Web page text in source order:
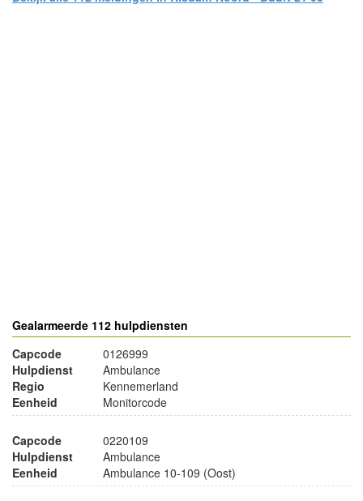
Gealarmeerde 112 hulpdiensten
Capcode
0126999
Hulpdienst
Ambulance
Regio
Kennemerland
Eenheid
Monitorcode
Capcode
0220109
Hulpdienst
Ambulance
Eenheid
Ambulance 10-109 (Oost)